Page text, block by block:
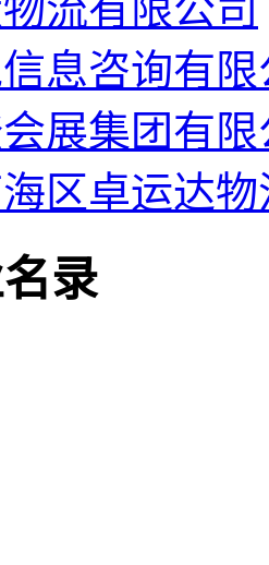
息咨询有限
会展集团有
区卓运达物
录